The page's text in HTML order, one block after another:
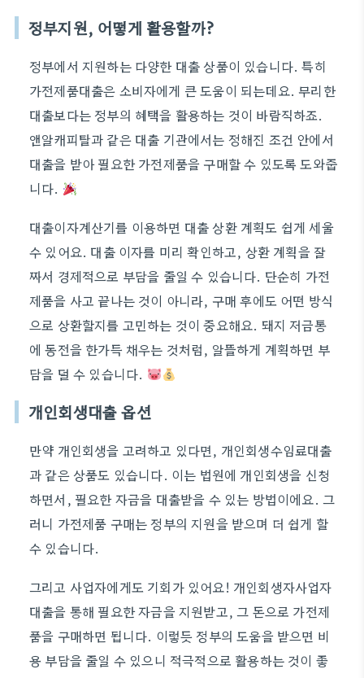
정부지원, 어떻게 활용할까?
정부에서 지원하는 다양한 대출 상품이 있습니다. 특히
가전제품대출은 소비자에게 큰 도움이 되는데요. 무리한
대출보다는 정부의 혜택을 활용하는 것이 바람직하죠.
앤알캐피탈과 같은 대출 기관에서는 정해진 조건 안에서
대출을 받아 필요한 가전제품을 구매할 수 있도록 도와줍
니다.
대출이자계산기를 이용하면 대출 상환 계획도 쉽게 세울
수 있어요. 대출 이자를 미리 확인하고, 상환 계획을 잘
짜서 경제적으로 부담을 줄일 수 있습니다. 단순히 가전
제품을 사고 끝나는 것이 아니라, 구매 후에도 어떤 방식
으로 상환할지를 고민하는 것이 중요해요. 돼지 저금통
에 동전을 한가득 채우는 것처럼, 알뜰하게 계획하면 부
담을 덜 수 있습니다.
개인회생대출 옵션
만약 개인회생을 고려하고 있다면, 개인회생수임료대출
과 같은 상품도 있습니다. 이는 법원에 개인회생을 신청
하면서, 필요한 자금을 대출받을 수 있는 방법이에요. 그
러니 가전제품 구매는 정부의 지원을 받으며 더 쉽게 할
수 있습니다.
그리고 사업자에게도 기회가 있어요! 개인회생자사업자
대출을 통해 필요한 자금을 지원받고, 그 돈으로 가전제
품을 구매하면 됩니다. 이렇듯 정부의 도움을 받으면 비
용 부담을 줄일 수 있으니 적극적으로 활용하는 것이 좋